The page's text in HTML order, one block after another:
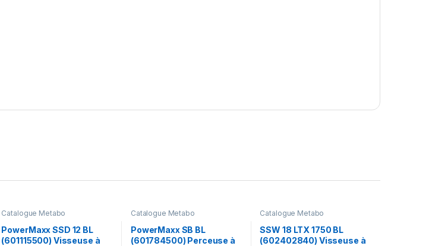
Catalogue Metabo
PowerMaxx SSD 12 BL
(601115500) Visseuse à
Catalogue Metabo
PowerMaxx SB BL
(601784500) Perceuse à
Catalogue Metabo
SSW 18 LTX 1750 BL
(602402840) Visseuse à